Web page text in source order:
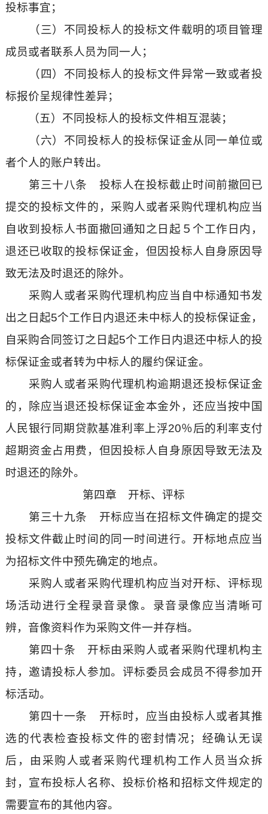
投标事宜；
（三）不同投标人的投标文件载明的项目管理
成员或者联系人员为同一人；
（四）不同投标人的投标文件异常一致或者投
标报价呈规律性差异；
（五）不同投标人的投标文件相互混装；
（六）不同投标人的投标保证金从同一单位或
者个人的账户转出。
第三十八条 投标人在投标截止时间前撤回已
提交的投标文件的，采购人或者采购代理机构应当
自收到投标人书面撤回通知之日起５个工作日内，
退还已收取的投标保证金，但因投标人自身原因导
致无法及时退还的除外。
采购人或者采购代理机构应当自中标通知书发
出之日起5个工作日内退还未中标人的投标保证金，
自采购合同签订之日起5个工作日内退还中标人的投
标保证金或者转为中标人的履约保证金。
采购人或者采购代理机构逾期退还投标保证金
的，除应当退还投标保证金本金外，还应当按中国
人民银行同期贷款基准利率上浮20％后的利率支付
超期资金占用费，但因投标人自身原因导致无法及
时退还的除外。
第四章 开标、评标
第三十九条 开标应当在招标文件确定的提交
投标文件截止时间的同一时间进行。开标地点应当
为招标文件中预先确定的地点。
采购人或者采购代理机构应当对开标、评标现
场活动进行全程录音录像。录音录像应当清晰可
辨，音像资料作为采购文件一并存档。
第四十条 开标由采购人或者采购代理机构主
持，邀请投标人参加。评标委员会成员不得参加开
标活动。
第四十一条 开标时，应当由投标人或者其推
选的代表检查投标文件的密封情况；经确认无误
后，由采购人或者采购代理机构工作人员当众拆
封，宣布投标人名称、投标价格和招标文件规定的
需要宣布的其他内容。